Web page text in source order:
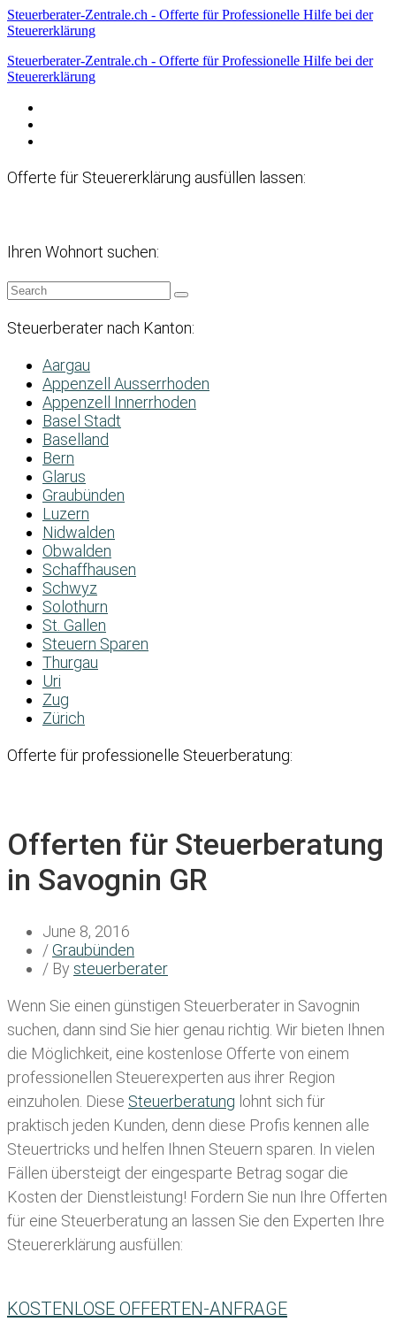
Steuerberater-Zentrale.ch - Offerte für Professionelle Hilfe bei der
Steuererklärung
Steuerberater-Zentrale.ch - Offerte für Professionelle Hilfe bei der
Steuererklärung
Offerte für Steuererklärung ausfüllen lassen:
Ihren Wohnort suchen:
Steuerberater nach Kanton:
Aargau
Appenzell Ausserrhoden
Appenzell Innerrhoden
Basel Stadt
Baselland
Bern
Glarus
Graubünden
Luzern
Nidwalden
Obwalden
Schaffhausen
Schwyz
Solothurn
St. Gallen
Steuern Sparen
Thurgau
Uri
Zug
Zürich
Offerte für professionelle Steuerberatung:
Offerten für Steuerberatung
in Savognin GR
June 8, 2016
/Graubünden
/ By steuerberater
Wenn Sie einen günstigen Steuerberater in Savognin
suchen, dann sind Sie hier genau richtig. Wir bieten Ihnen
die Möglichkeit, eine kostenlose Offerte von einem
professionellen Steuerexperten aus ihrer Region
einzuholen. Diese Steuerberatung lohnt sich für
praktisch jeden Kunden, denn diese Profis kennen alle
Steuertricks und helfen Ihnen Steuern sparen. In vielen
Fällen übersteigt der eingesparte Betrag sogar die
Kosten der Dienstleistung! Fordern Sie nun Ihre Offerten
für eine Steuerberatung an lassen Sie den Experten Ihre
Steuererklärung ausfüllen:
KOSTENLOSE OFFERTEN-ANFRAGE